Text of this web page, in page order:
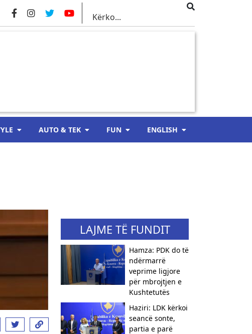
AUTO & TEK FUN ENGLISH
LAJME TË FUNDIT
Hamza: PDK do të
ndërmarrë
veprime ligjore
për mbrojtjen e
Kushtetutës
Haziri: LDK kërkoi
seancë sonte,
partia e parë